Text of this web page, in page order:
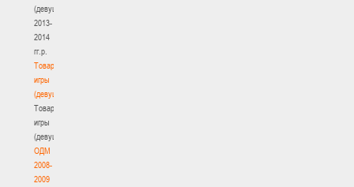
(девушки)
2013-
2014
гг.р.
Товарищеские
игры
(девушки)
Товарищеские
игры
(девушки)
ОДМ
2008-
2009